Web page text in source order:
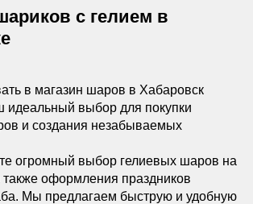
с гелием в
в магазин шаров в Хабаровск
выбор для покупки
и создания незабываемых
огромный выбор гелиевых шаров на
оформления праздников
Мы предлагаем быструю и удобную